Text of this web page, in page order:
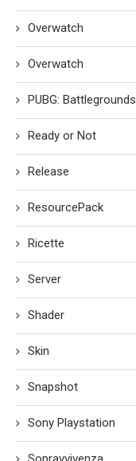
Overwatch
Overwatch
PUBG: Battlegrounds
Ready or Not
Release
ResourcePack
Ricette
Server
Shader
Skin
Snapshot
Sony Playstation